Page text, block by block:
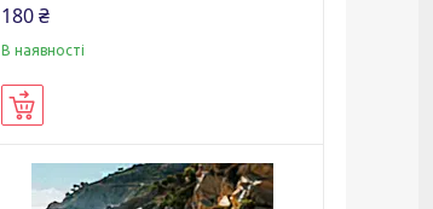
180 ₴
В наявності